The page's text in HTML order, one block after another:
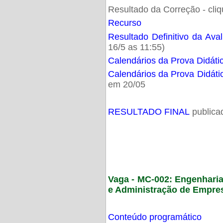
Resultado da Correção -
Recurso
Resultado Definitivo da
16/5 as 11:55)
Calendários da Prova
Calendários da Prova
em 20/05
RESULTADO FINAL
Vaga - MC-002:
e Administração de
Conteúdo programático